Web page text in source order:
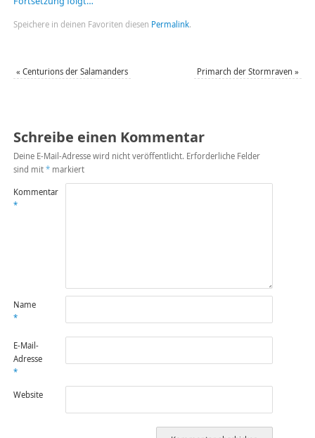
Speichere in deinen Favoriten diesen Permalink.
« Centurions der Salamanders Primarch der Stormraven»
Schreibe einen Kommentar
Deine E-Mail-Adresse wird nicht veröffentlicht. Erforderliche Felder
sind mit *markiert
Kommentar
*
Name
*
E-Mail-
Adresse
*
Website